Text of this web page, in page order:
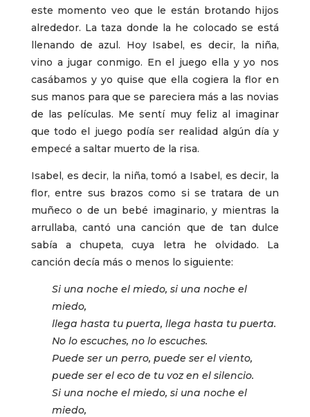
este momento veo que le están brotando hijos
alrededor. La taza donde la he colocado se está
llenando de azul. Hoy Isabel, es decir, la niña,
vino a jugar conmigo. En el juego ella y yo nos
casábamos y yo quise que ella cogiera la flor en
sus manos para que se pareciera más a las novias
de las películas. Me sentí muy feliz al imaginar
que todo el juego podía ser realidad algún día y
empecé a saltar muerto de la risa.
Isabel, es decir, la niña, tomó a Isabel, es decir, la
flor, entre sus brazos como si se tratara de un
muñeco o de un bebé imaginario, y mientras la
arrullaba, cantó una canción que de tan dulce
sabía a chupeta, cuya letra he olvidado. La
canción decía más o menos lo siguiente:
Si una noche el miedo, si una noche el
miedo,
llega hasta tu puerta, llega hasta tu puerta.
No lo escuches, no lo escuches.
Puede ser un perro, puede ser el viento,
puede ser el eco de tu voz en el silencio.
Si una noche el miedo, si una noche el
miedo,